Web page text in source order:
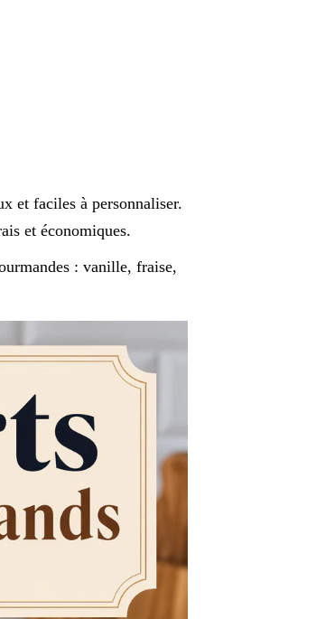
et faciles à personnaliser.
et économiques.
: vanille, fraise,